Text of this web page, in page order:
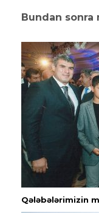
Bundan sonra
Qələbələrimizin